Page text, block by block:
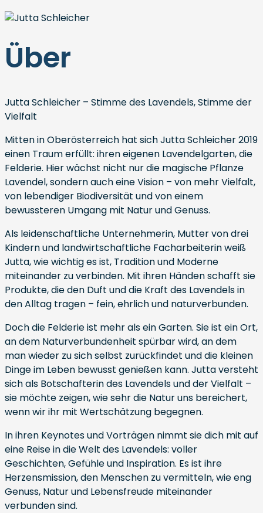
Über
Jutta Schleicher – Stimme des Lavendels, Stimme der
Vielfalt
Mitten in Oberösterreich hat sich Jutta Schleicher 2019
einen Traum erfüllt: ihren eigenen Lavendelgarten, die
Felderie. Hier wächst nicht nur die magische Pflanze
Lavendel, sondern auch eine Vision – von mehr Vielfalt,
von lebendiger Biodiversität und von einem
bewussteren Umgang mit Natur und Genuss.
Als leidenschaftliche Unternehmerin, Mutter von drei
Kindern und landwirtschaftliche Facharbeiterin weiß
Jutta, wie wichtig es ist, Tradition und Moderne
miteinander zu verbinden. Mit ihren Händen schafft sie
Produkte, die den Duft und die Kraft des Lavendels in
den Alltag tragen – fein, ehrlich und naturverbunden.
Doch die Felderie ist mehr als ein Garten. Sie ist ein Ort,
an dem Naturverbundenheit spürbar wird, an dem
man wieder zu sich selbst zurückfindet und die kleinen
Dinge im Leben bewusst genießen kann. Jutta versteht
sich als Botschafterin des Lavendels und der Vielfalt –
sie möchte zeigen, wie sehr die Natur uns bereichert,
wenn wir ihr mit Wertschätzung begegnen.
In ihren Keynotes und Vorträgen nimmt sie dich mit auf
eine Reise in die Welt des Lavendels: voller
Geschichten, Gefühle und Inspiration. Es ist ihre
Herzensmission, den Menschen zu vermitteln, wie eng
Genuss, Natur und Lebensfreude miteinander
verbunden sind.